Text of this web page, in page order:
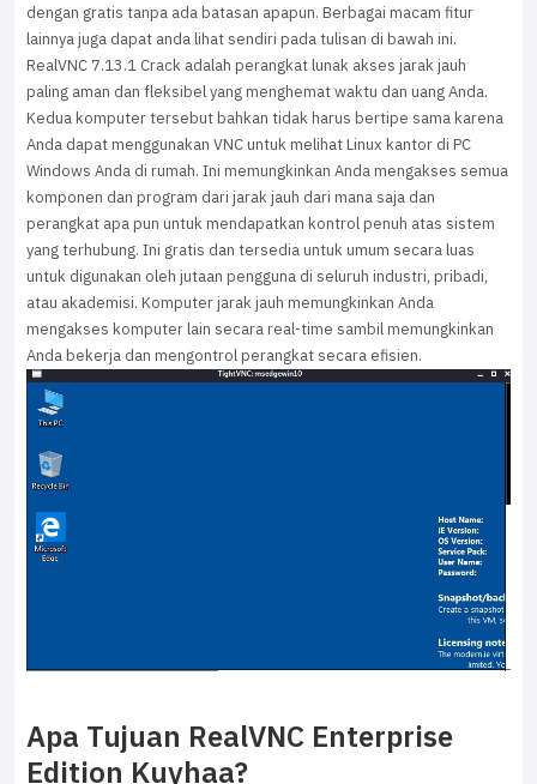
dengan gratis tanpa ada batasan apapun. Berbagai macam fitur
lainnya juga dapat anda lihat sendiri pada tulisan di bawah ini.
RealVNC 7.13.1 Crack adalah perangkat lunak akses jarak jauh
paling aman dan fleksibel yang menghemat waktu dan uang Anda.
Kedua komputer tersebut bahkan tidak harus bertipe sama karena
Anda dapat menggunakan VNC untuk melihat Linux kantor di PC
Windows Anda di rumah. Ini memungkinkan Anda mengakses semua
komponen dan program dari jarak jauh dari mana saja dan
perangkat apa pun untuk mendapatkan kontrol penuh atas sistem
yang terhubung. Ini gratis dan tersedia untuk umum secara luas
untuk digunakan oleh jutaan pengguna di seluruh industri, pribadi,
atau akademisi. Komputer jarak jauh memungkinkan Anda
mengakses komputer lain secara real-time sambil memungkinkan
Anda bekerja dan mengontrol perangkat secara efisien.
Apa Tujuan RealVNC Enterprise
Edition Kuyhaa?